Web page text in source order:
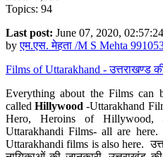
Topics: 94
Last post: June 07, 2020,
byएम.एस. मेहता /M S Mehta
Films of Uttarakhand - उत्तराखण्ड
Everything about the Films can
calledHillywood-Uttarakhand
Hero, Heroins of Hillywood,
Uttarakhandi Films- all are
Uttarakhandi films is also here.